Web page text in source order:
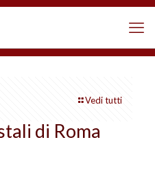
Vedi tutti
di Roma